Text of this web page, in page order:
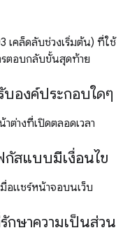
เคล็ดลับช่วงเริ่มต้น) ที่ใช้
ตอบกลับขั้นสุดท้าย
องค์ประกอบใดๆ
ต่างที่เปิดตลอดเวลา
กัสแบบมีเงื่อนไข
อแชร์หน้าจอบนเว็บ
กษาความเป็นส่วน